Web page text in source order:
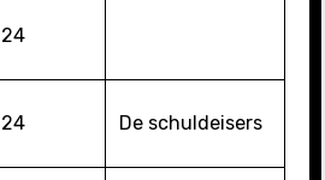
24
24 De schuldeisers